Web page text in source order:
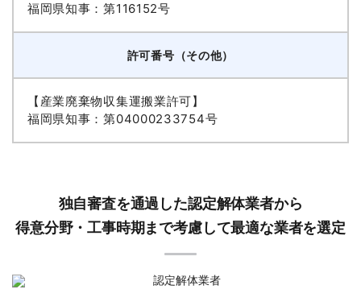
福岡県知事：第116152号
許可番号（その他）
【産業廃棄物収集運搬業許可】
福岡県知事：第04000233754号
独自審査を通過した認定解体業者から
得意分野・工事時期まで考慮して最適な業者を選定